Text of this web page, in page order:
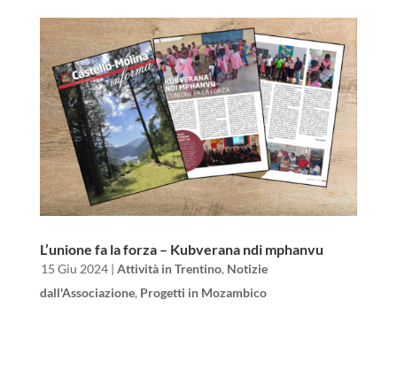
L’unione fa la forza – Kubverana ndi mphanvu
15 Giu 2024| Attività in Trentino, Notizie
dall'Associazione, Progetti in Mozambico